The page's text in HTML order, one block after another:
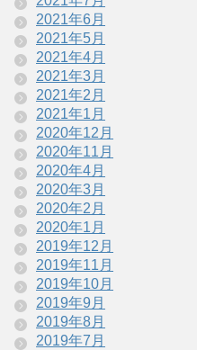
2021年6月
2021年5月
2021年4月
2021年3月
2021年2月
2021年1月
2020年12月
2020年11月
2020年4月
2020年3月
2020年2月
2020年1月
2019年12月
2019年11月
2019年10月
2019年9月
2019年8月
2019年7月